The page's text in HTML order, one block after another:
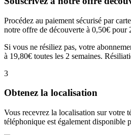
Procédez au paiement sécurisé par
notre offre de découverte à 0,50€ pour
Si vous ne résiliez pas, votre
à 19,80€ toutes les 2 semaines.
3
Obtenez la localisation
Vous recevrez la localisation sur votre
téléphonique est également disponible